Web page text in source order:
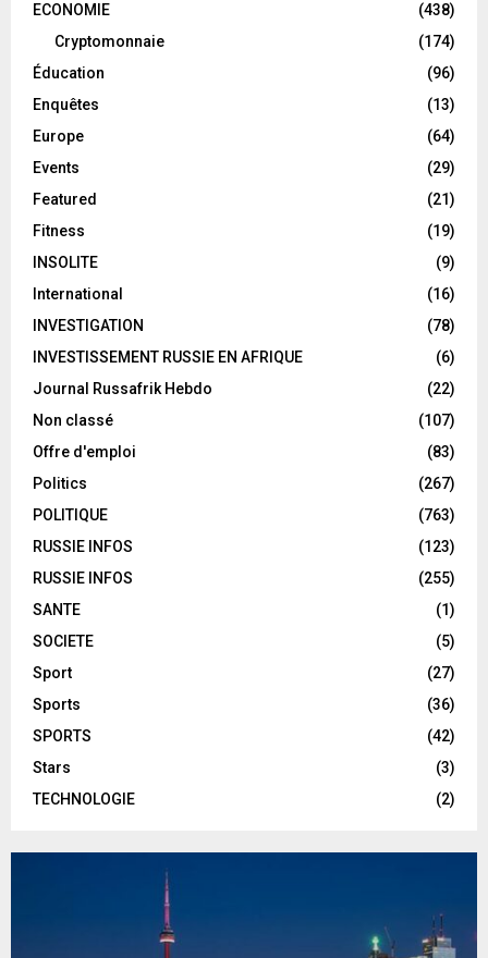
ECONOMIE
(438)
Cryptomonnaie
(174)
Éducation
(96)
Enquêtes
(13)
Europe
(64)
Events
(29)
Featured
(21)
Fitness
(19)
INSOLITE
(9)
International
(16)
INVESTIGATION
(78)
INVESTISSEMENT RUSSIE EN AFRIQUE
(6)
Journal Russafrik Hebdo
(22)
Non classé
(107)
Offre d'emploi
(83)
Politics
(267)
POLITIQUE
(763)
RUSSIE INFOS
(123)
RUSSIE INFOS
(255)
SANTE
(1)
SOCIETE
(5)
Sport
(27)
Sports
(36)
SPORTS
(42)
Stars
(3)
TECHNOLOGIE
(2)